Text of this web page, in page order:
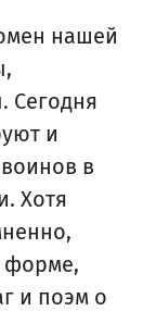
нашей
Сегодня
и
в
Хотя
форме,
и поэм о